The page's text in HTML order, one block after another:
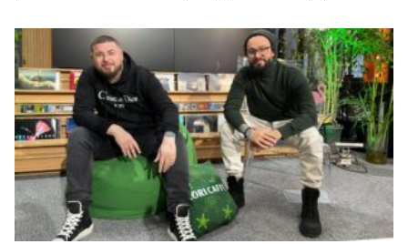
Zerka, Dafina Zeqiri dhe Mc Kresha, të cilët risollën
këngën e Young Zerkës të publikuar rreth dy muaj më
parë “Nafije”. Ata kanë bërë...